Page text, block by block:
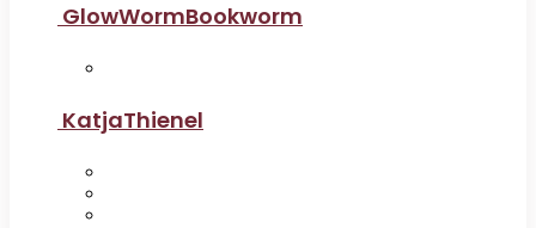
GlowWormBookworm
KatjaThienel